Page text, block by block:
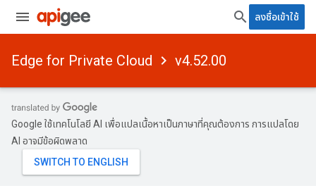
ลงชื่อเข้าใช้
Edge for Private Cloud v4.52.00
Google ใช้เทคโนโลยี AI เพื่อแปลเนื้อหาเป็นภาษาที่คุณต้องการ การแปลโดย
AI อาจมีข้อผิดพลาด